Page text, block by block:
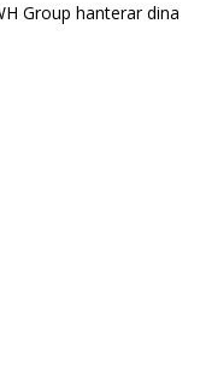
Group hanterar dina